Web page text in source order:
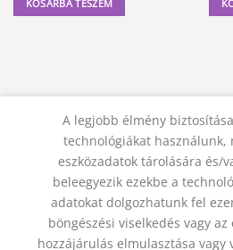
5
999 Ft.
5
800 Ft.
KOSÁRBA TESZEM
KAPCSOLAT ADATVÉDELMI
JOGI NYILATKOZAT
ELÁLLÁS A
A legjobb élmény
technológiákat használunk,
eszközadatok tárolására és/
beleegyezik ezekbe a
adatokat dolgozhatunk fel
böngészési viselkedés vagy
hozzájárulás elmulasztása vagy